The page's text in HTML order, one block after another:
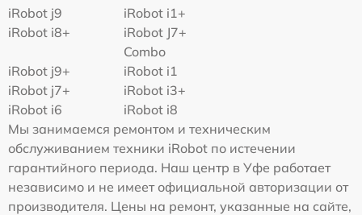
iRobot j9
iRobot i1+
iRobot i8+
iRobot J7+
Combo
iRobot j9+
iRobot i1
iRobot j7+
iRobot i3+
iRobot i6
iRobot i8
Мы занимаемся ремонтом и техническим
обслуживанием техники iRobot по истечении
гарантийного периода. Наш центр в Уфе работает
независимо и не имеет официальной авторизации от
производителя. Цены на ремонт, указанные на сайте,